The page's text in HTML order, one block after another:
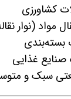
کشاورزی
مواد (نوار
بسته‌بندی
صنایع غذایی
سبک و